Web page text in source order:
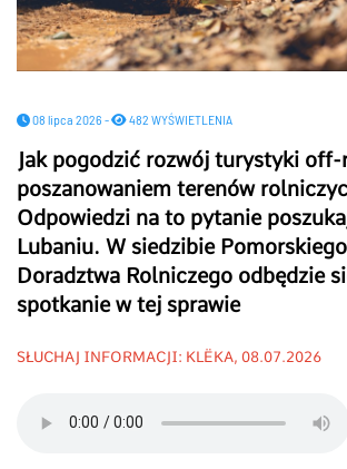
08 lipca 2026 - 482 WYŚWIETLENIA
Jak pogodzić rozwój turystyki off-
poszanowaniem terenów
Odpowiedzi na to pytanie
Lubaniu. W siedzibie
Doradztwa Rolniczego odbędzie
spotkanie w tej sprawie
SŁUCHAJ INFORMACJI: KLËKA, 08.07.2026